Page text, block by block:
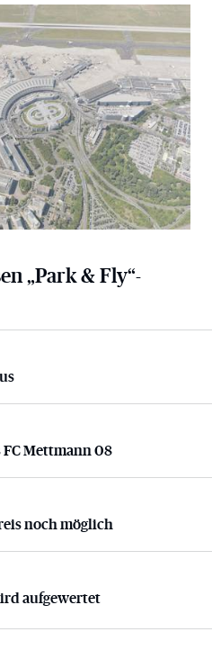
& Fly“-Anbietern
„Park & Fly“-
Mettmann 08
Mettmann 08
noch möglich
noch möglich
aufgewertet
aufgewertet